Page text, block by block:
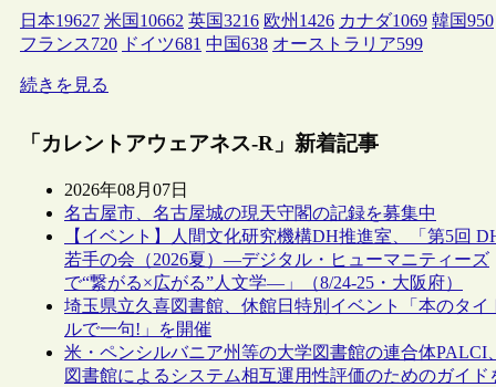
日本19627 米国 10662 英国3216 欧州 1426 カナダ1069 韓国950
フランス720 ドイツ681 中国638 オーストラリア599
続きを見る
「カレントアウェアネス-R」新着記事
2026年08月07日
名古屋市、名古屋城の現天守閣の記録を募集中
【イベント】人間文化研究機構DH推進室、「第5回
若手の会（2026夏）―デジタル・ヒューマニティーズ
で“繋がる×広がる”人文学―」（8/24-25・大阪府）
埼玉県立久喜図書館、休館日特別イベント「本のタイ
ルで一句!」を開催
米・ペンシルバニア州等の大学図書館の連合体PALCI
図書館によるシステム相互運用性評価のためのガイド